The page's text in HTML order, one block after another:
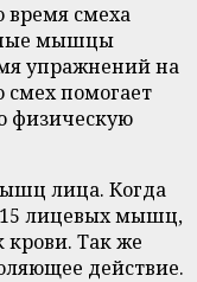
время смеха
мышцы
упражнений на
смех помогает
физическую
лица. Когда
15 лицевых мышц,
крови. Так же
действие.